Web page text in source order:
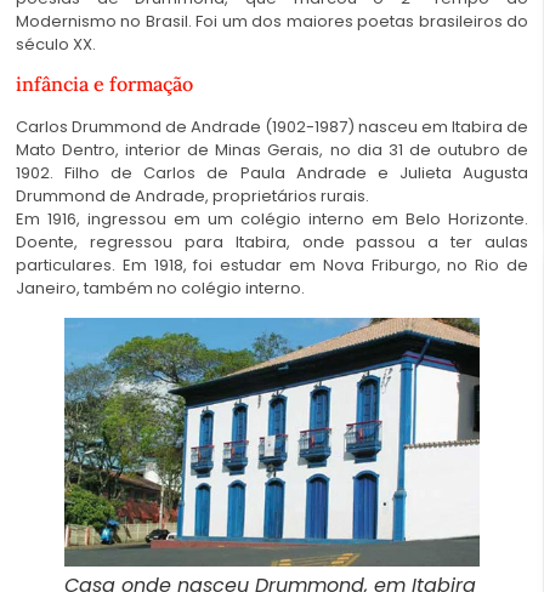
Modernismo no Brasil. Foi um dos maiores poetas brasileiros do
século XX.
infância e formação
Carlos Drummond de Andrade (1902-1987) nasceu em Itabira de
Mato Dentro, interior de Minas Gerais, no dia 31 de outubro de
1902. Filho de Carlos de Paula Andrade e Julieta Augusta
Drummond de Andrade, proprietários rurais.
Em 1916, ingressou em um colégio interno em Belo Horizonte.
Doente, regressou para Itabira, onde passou a ter aulas
particulares. Em 1918, foi estudar em Nova Friburgo, no Rio de
Janeiro, também no colégio interno.
Casa onde nasceu Drummond, em Itabira